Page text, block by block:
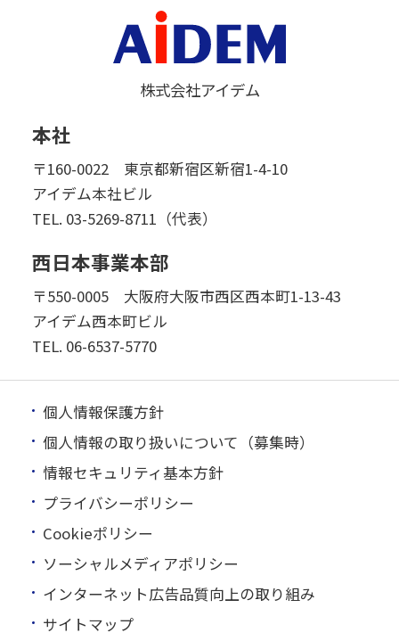
株式会社アイデム
本社
〒160-0022 東京都新宿区新宿1-4-10
アイデム本社ビル
TEL. 03-5269-8711（代表）
西日本事業本部
〒550-0005 大阪府大阪市西区西本町1-13-43
アイデム西本町ビル
TEL. 06-6537-5770
個人情報保護方針
個人情報の取り扱いについて（募集時）
情報セキュリティ基本方針
プライバシーポリシー
Cookieポリシー
ソーシャルメディアポリシー
インターネット広告品質向上の取り組み
サイトマップ